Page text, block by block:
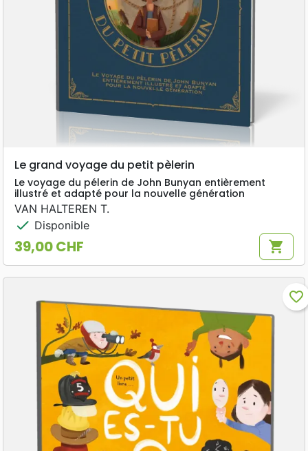
Le grand voyage du petit pèlerin
Le voyage du pélerin de John Bunyan entièrement
illustré et adapté pour la nouvelle génération
VAN HALTEREN T.
check Disponible
Prix
39,00 CHF shopping_cart
favorite_border